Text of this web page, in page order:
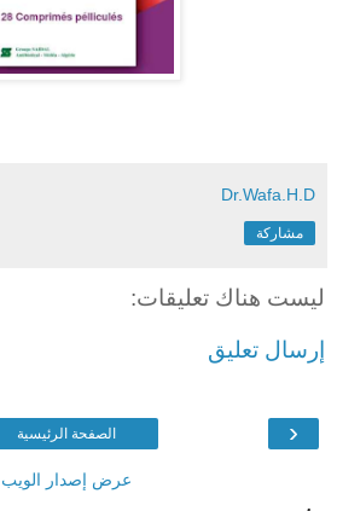
Dr.Wafa.H.D
مشاركة
ليست هناك تعليقات:
إرسال تعليق
‹ الصفحة الرئيسية
عرض إصدار الويب